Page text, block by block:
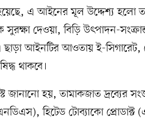
এ আইনের মূল উদ্দেশ্য হলো
সুরক্ষা দেওয়া, বিড়ি উৎপাদন-
আইনটির আওতায় ই-সিগারেট,
থাকবে।
জানানো হয়, তামাকজাত দ্রব্যের
হিটেড টোব্যাকো